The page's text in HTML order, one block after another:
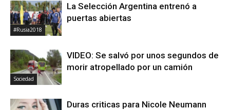
#Rusia2018
La Selección Argentina entrenó a
puertas abiertas
Sociedad
VIDEO: Se salvó por unos segundos de
morir atropellado por un camión
Duras criticas para Nicole Neumann